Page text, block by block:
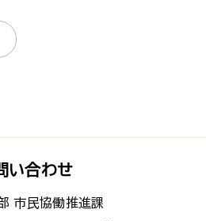
い合わせ
市民協働推進課